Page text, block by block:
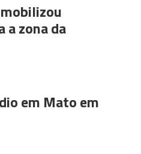
a zona da
em Mato em